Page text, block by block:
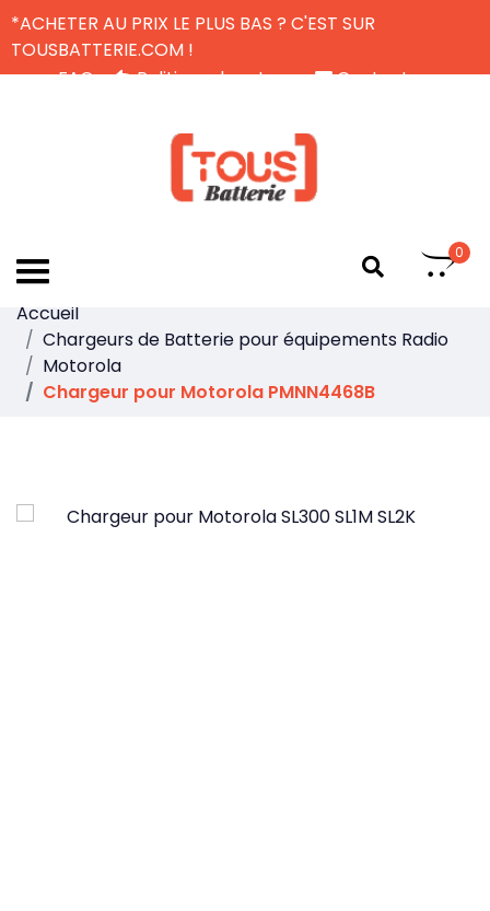
*ACHETER AU PRIX LE PLUS BAS ? C'EST SUR
TOUSBATTERIE.COM !
FAQ
Politique de retour
Contactez-nous
0
Accueil
Chargeurs de Batterie pour équipements Radio
Motorola
Chargeur pour Motorola PMNN4468B